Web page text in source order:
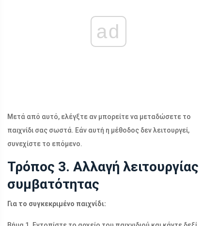
ad
Μετά από αυτό, ελέγξτε αν μπορείτε να μεταδώσετε το
παιχνίδι σας σωστά. Εάν αυτή η μέθοδος δεν λειτουργεί,
συνεχίστε το επόμενο.
Τρόπος 3. Αλλαγή λειτουργίας
συμβατότητας
Για το συγκεκριμένο παιχνίδι: